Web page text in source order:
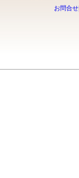
お問合せ